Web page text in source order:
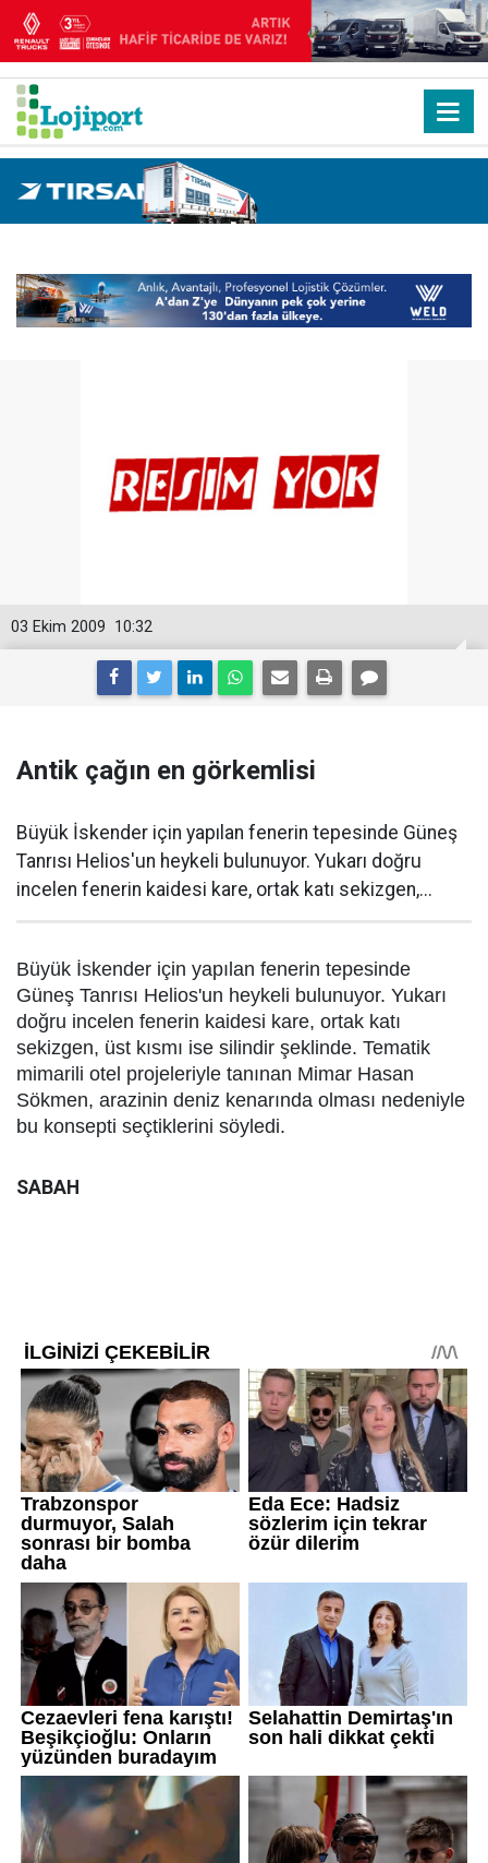
10:32
03 Ekim 2009
Antik çağın en görkemlisi
Büyük İskender için yapılan fenerin tepesinde Güneş
Tanrısı Helios'un heykeli bulunuyor. Yukarı doğru
incelen fenerin kaidesi kare, ortak katı sekizgen,...
Büyük İskender için yapılan fenerin tepesinde
Güneş Tanrısı Helios'un heykeli bulunuyor. Yukarı
doğru incelen fenerin kaidesi kare, ortak katı
sekizgen, üst kısmı ise silindir şeklinde. Tematik
mimarili otel projeleriyle tanınan Mimar Hasan
Sökmen, arazinin deniz kenarında olması nedeniyle
bu konsepti seçtiklerini söyledi.
SABAH